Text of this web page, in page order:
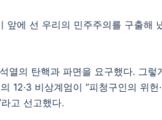
에 선 우리의 민주주의를 구출해
열의 탄핵과 파면을 요구했다. 그
비상계엄이 “피청구인의 위
고 선고했다.